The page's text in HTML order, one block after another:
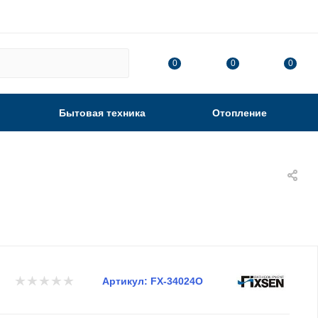
0 0 0
Бытовая техника Отопление
Артикул: FX-34024O